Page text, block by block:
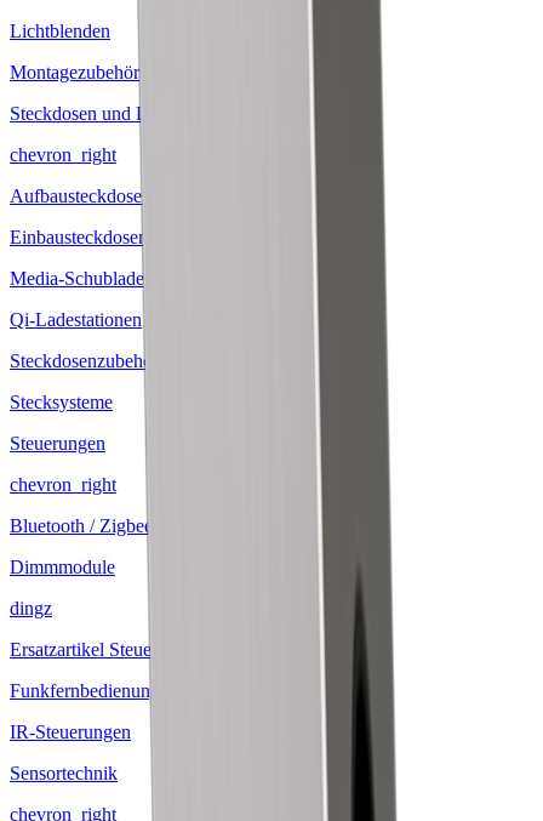
Lichtblenden
Montagezubehör
Steckdosen und Ladestationen
chevron_right
Aufbausteckdosen
Einbausteckdosen
Media-Schubladeneinsätze
Qi-Ladestationen
Steckdosenzubehör
Stecksysteme
Steuerungen
chevron_right
Bluetooth / Zigbee Steuerungen
Dimmmodule
dingz
Ersatzartikel Steuerungen
Funkfernbedienungen
IR-Steuerungen
Sensortechnik
chevron_right